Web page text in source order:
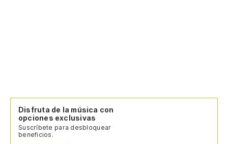
Disfruta de la música con
opciones exclusivas
Suscríbete para desbloquear
beneficios.